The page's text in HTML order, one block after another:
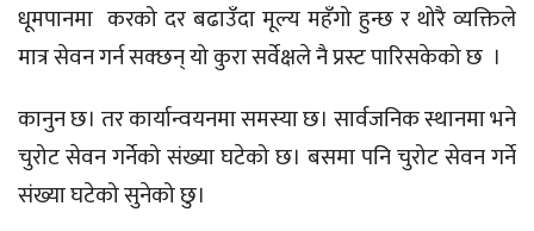
धूमपानमा करको दर बढाउँदा मूल्य महँगो हुन्छ र थोरै व्यक्तिले
मात्र सेवन गर्न सक्छन् यो कुरा सर्वेक्षले नै प्रस्ट पारिसकेको छ ।
कानुन छ। तर कार्यान्वयनमा समस्या छ। सार्वजनिक स्थानमा भने
चुरोट सेवन गर्नेको संख्या घटेको छ। बसमा पनि चुरोट सेवन गर्ने
संख्या घटेको सुनेको छु।